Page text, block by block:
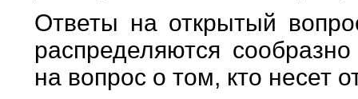
Ответы на открытый
распределяются
на вопрос о том, кто несет